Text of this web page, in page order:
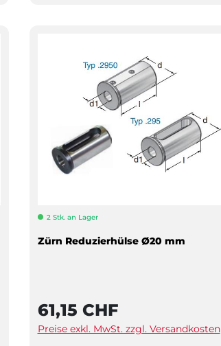
2 Stk. an Lager
Zürn Reduzierhülse Ø20 mm
61,15 CHF
Preise exkl. MwSt. zzgl. Versandkosten